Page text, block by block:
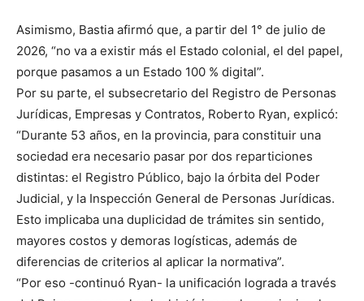
Asimismo, Bastia afirmó que, a partir del 1° de julio de
2026, “no va a existir más el Estado colonial, el del papel,
porque pasamos a un Estado 100 % digital”.
Por su parte, el subsecretario del Registro de Personas
Jurídicas, Empresas y Contratos, Roberto Ryan, explicó:
“Durante 53 años, en la provincia, para constituir una
sociedad era necesario pasar por dos reparticiones
distintas: el Registro Público, bajo la órbita del Poder
Judicial, y la Inspección General de Personas Jurídicas.
Esto implicaba una duplicidad de trámites sin sentido,
mayores costos y demoras logísticas, además de
diferencias de criterios al aplicar la normativa”.
“Por eso -continuó Ryan- la unificación lograda a través